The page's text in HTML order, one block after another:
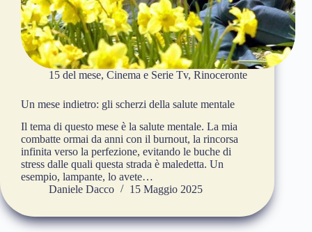
15 del mese, Cinema e Serie Tv, Rinoceronte
Un mese indietro: gli scherzi della salute mentale
Il tema di questo mese è la salute mentale. La mia
combatte ormai da anni con il burnout, la rincorsa
infinita verso la perfezione, evitando le buche di
stress dalle quali questa strada è maledetta. Un
esempio, lampante, lo avete…
Daniele Dacco
15 Maggio 2025